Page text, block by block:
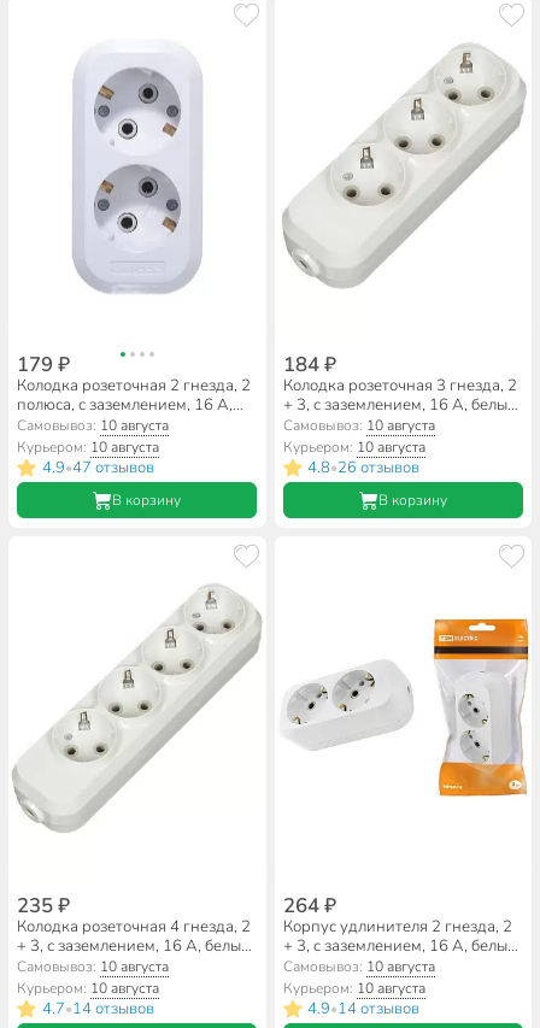
179 ₽
Колодка розеточная 2 гнезда, 2
полюса, с заземлением, 16 А,
3.5 кВт, белый, UNIVersal, E302
Самовывоз: 10 августа
Курьером: 10 августа
4.9•47 отзывов
В корзину
184 ₽
Колодка розеточная 3 гнезда, 2
+ 3, с заземлением, 16 А, белый,
TDM Electric, Народная,
SQ1806-0417
Самовывоз: 10 августа
Курьером: 10 августа
4.8•26 отзывов
В корзину
235 ₽
Колодка розеточная 4 гнезда, 2
+ 3, с заземлением, 16 А, белый,
TDM Electric, Народная,
SQ1806-0420
Самовывоз: 10 августа
Курьером: 10 августа
4.7•14 отзывов
264 ₽
Корпус удлинителя 2 гнезда, 2
+ 3, с заземлением, 16 А, белый,
TDM Electric, SQ1806-0015
Самовывоз: 10 августа
Курьером: 10 августа
4.9•14 отзывов